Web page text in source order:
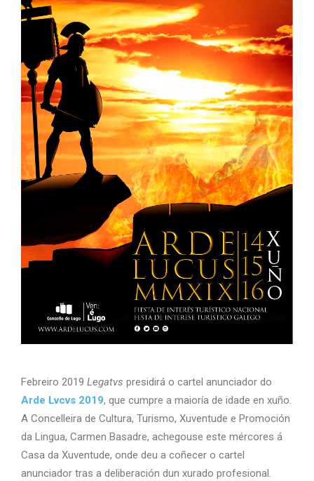
Febreiro 2019 Legatvs presidirá o cartel anunciador do
Arde Lvcvs 2019, que cumpre a maioría de idade en xuño.
A Concelleira de Cultura, Turismo, Xuventude e Promoción
da Lingua, Carmen Basadre, achegouse este mércores á
Casa da Xuventude, onde deu a coñecer o cartel
anunciador tras a deliberación dun xurado profesional.